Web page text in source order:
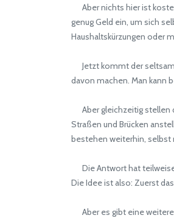
Aber nichts hier ist
genug Geld ein, um sich
Haushaltskürzungen oder
Jetzt kommt der
davon machen. Man kann
Aber gleichzeitig stellen
Straßen und Brücken
bestehen weiterhin, selbst
Die Antwort hat teilweise
Die Idee ist also: Zuerst
Aber es gibt eine weitere